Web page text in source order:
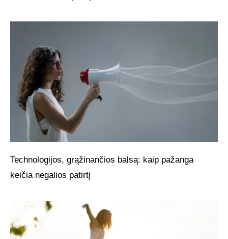
Technologijos, grąžinančios balsą: kaip pažanga
keičia negalios patirtį